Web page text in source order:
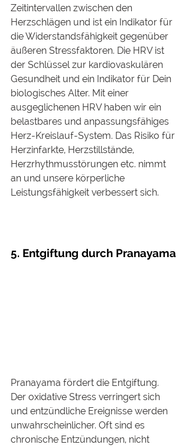
Zeitintervallen zwischen den
Herzschlägen und ist ein Indikator für
die Widerstandsfähigkeit gegenüber
äußeren Stressfaktoren. Die HRV ist
der Schlüssel zur kardiovaskulären
Gesundheit und ein Indikator für Dein
biologisches Alter. Mit einer
ausgeglichenen HRV haben wir ein
belastbares und anpassungsfähiges
Herz-Kreislauf-System. Das Risiko für
Herzinfarkte, Herzstillstände,
Herzrhythmusstörungen etc. nimmt
an und unsere körperliche
Leistungsfähigkeit verbessert sich.
5. Entgiftung durch Pranayama
Pranayama fördert die Entgiftung.
Der oxidative Stress verringert sich
und entzündliche Ereignisse werden
unwahrscheinlicher. Oft sind es
chronische Entzündungen, nicht